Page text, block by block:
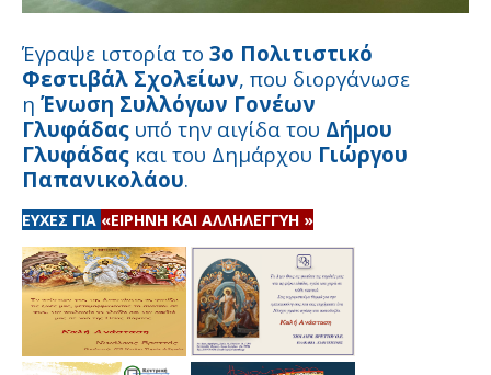
Έγραψε ιστορία το 3ο Πολιτιστικό
Φεστιβάλ Σχολείων, που διοργάνωσε
η Ένωση Συλλόγων Γονέων
Γλυφάδας υπό την αιγίδα του Δήμου
Γλυφάδας και του Δημάρχου Γιώργου
Παπανικολάου.
ΕΥΧΕΣ ΓΙΑ «ΕΙΡΗΝΗ ΚΑΙ ΑΛΛΗΛΕΓΓΥΗ »